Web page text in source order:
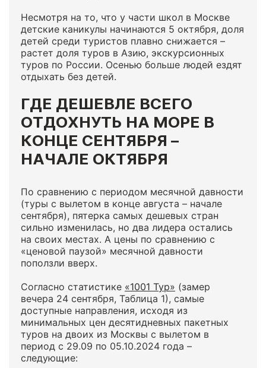
Несмотря на то, что у части школ в Москве
детские каникулы начинаются 5 октября, доля
детей среди туристов плавно снижается –
растет доля туров в Азию, экскурсионных
туров по России. Осенью больше людей ездят
отдыхать без детей.
ГДЕ ДЕШЕВЛЕ ВСЕГО
ОТДОХНУТЬ НА МОРЕ В
КОНЦЕ СЕНТЯБРЯ –
НАЧАЛЕ ОКТЯБРЯ
По сравнению с периодом месячной давности
(туры с вылетом в конце августа – начале
сентября), пятерка самых дешевых стран
сильно изменилась, но два лидера остались
на своих местах. А цены по сравнению с
«ценовой паузой» месячной давности
поползли вверх.
Согласно статистике «1001 Тур» (замер
вечера 24 сентября, Таблица 1), самые
доступные направления, исходя из
минимальных цен десятидневных пакетных
туров на двоих из Москвы с вылетом в
период с 29.09 по 05.10.2024 года –
следующие: